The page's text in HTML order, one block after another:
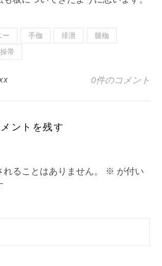
ー 手枷 排泄
腿枷
帯
0件のコメント
ントを残す
ることはありません。 ※ が付い